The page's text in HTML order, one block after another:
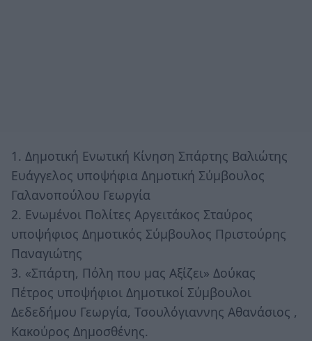
1. Δημοτική Ενωτική Κίνηση Σπάρτης Βαλιώτης
Ευάγγελος υποψήφια Δημοτική Σύμβουλος
Γαλανοπούλου Γεωργία
2. Ενωμένοι Πολίτες Αργειτάκος Σταύρος
υποψήφιος Δημοτικός Σύμβουλος Πριστούρης
Παναγιώτης
3. «Σπάρτη, Πόλη που μας Αξίζει» Δούκας
Πέτρος υποψήφιοι Δημοτικοί Σύμβουλοι
Δεδεδήμου Γεωργία, Τσουλόγιαννης Αθανάσιος ,
Κακούρος Δημοσθένης.